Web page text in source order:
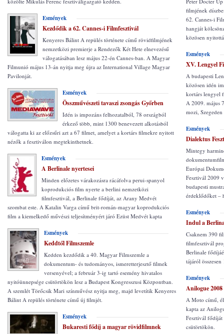
Esmények
Kezdődik a 62. Cannes-i Filmfesztivál
Kenyeres Bálint A repülés története című rövidfilmjének
nemzetközi premierje a Rendezők Két Hete elnevezésű
válogatásában lesz május 22-én Cannes-ban. A Magyar
Filmunió május 13-án nyitja meg újra az International Village Magyar
Pavilonját.
Esmények
Összművészeti tavaszi zsongás Győrben
Idén is impozáns felhozatalból, 78 országból
érkező több, mint 1300 benevezett alkotásból
válogatta ki az előzsűri azt a 67 filmet, amelyet a kortárs filmekre nyitott
nézők a fesztiválon megtekinthetnek.
Esmények
A Berlinale nyertesei
Minden előzetes várakozásra rácáfolva perui-spanyol
koprodukciós film nyerte a berlini nemzetközi
filmfesztivál, a Berlinale fődíját, az Arany Medvét
szombat este. A Katalin Varga című brit-román-magyar koprodukciós
film a kiemelkedő művészi teljesítményért járó Ezüst Medvét kapta
Esmények
Keddtől Filmszemle
Kedden kezdődik a 40. Magyar Filmszemle a
dokumentum- és tudományos, ismeretterjesztő filmek
versenyével; a február 3-ig tartó esemény hivatalos
nyitóünnepsége csütörtökön lesz a Budapest Kongresszusi Központban.
A szemlét Törőcsik Mari színművész nyitja meg, majd levetítik Kenyeres
Bálint A repülés története című új filmjét.
Esmények
Bukaresti fődíj a magyar rövidfilmnek
filmjének
62. Cannes-i
hangját
közösen
Esmények
XV. Lengyel
A budapesti
közösen idén
kortárs lengyel
A 2009. május
mozi,
Esmények
Dialektus
Mintegy
Európai
Fesztivál 2009
budapesti
érdeklődőket –
Esmények
Indul a
Csaknem 390
filmfesztivál
Berlinale
tájáról
Esmények
Anilogue 2008
A Moto című,
kapta az
Fesztivál fődíját
csütörtökön.